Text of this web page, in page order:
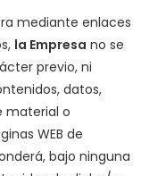
mediante enlaces
la Empresa no se
previo, ni
datos,
material o
WEB de
bajo ninguna